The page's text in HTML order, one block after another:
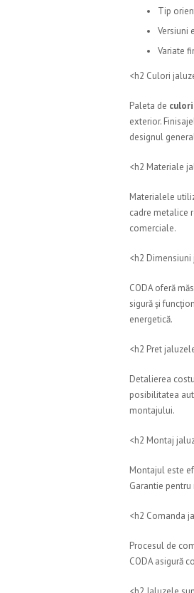
Tip
Versiuni
Variate
<h2 Culori
Paleta de
exterior.
designul
<h2 Materiale
Materialele
cadre metalice
comerciale.
<h2
CODA oferă
sigură și
energetică.
<h2 Pret
Detalierea
posibilitatea
montajului.
<h2 Montaj
Montajul este
Garantie
<h2 Comanda
Procesul de
CODA asigură